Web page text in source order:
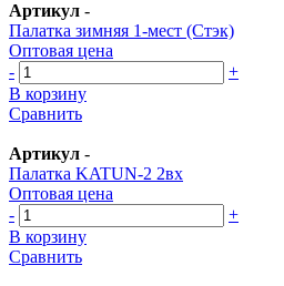
Артикул -
Палатка зимняя 1-мест (Стэк)
Оптовая цена
-
+
В корзину
Сравнить
Артикул -
Палатка KATUN-2 2вх
Оптовая цена
-
+
В корзину
Сравнить